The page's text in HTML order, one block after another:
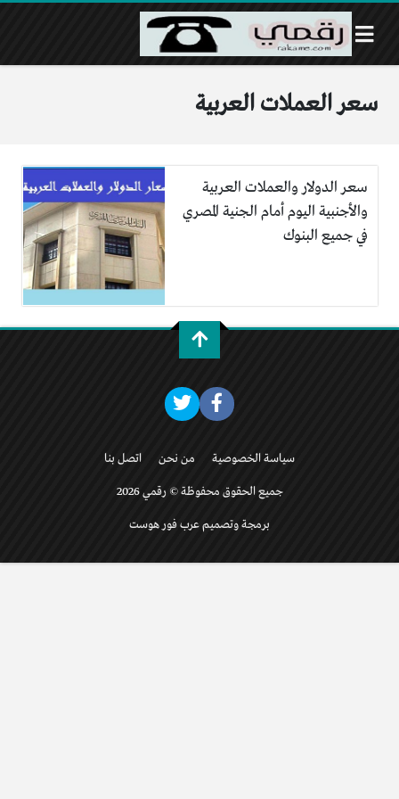
سعر العملات العربية
سعر الدولار والعملات العربية
والأجنبية اليوم أمام الجنية المصري
في جميع البنوك
سياسة الخصوصية من نحن اتصل بنا
جميع الحقوق محفوظة © رقمي 2026
برمجة وتصميم عرب فور هوست